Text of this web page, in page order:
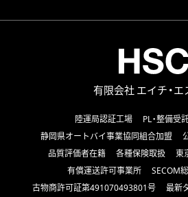
有限会社 エイチ・エ
陸運局認証工場
PL・整備受
静岡県オートバイ事業協同組合加盟
品質評価者在籍
各種保険取扱
東
有償運送許可事業所
SECOM
古物商許可証第491070493801号
最新